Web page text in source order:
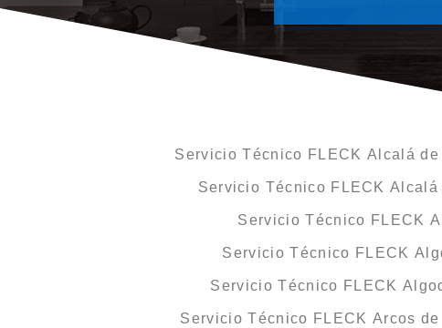
Servicio Técnico FLECK Alcalá
Servicio Técnico FLECK Alcalá
Servicio Técnico FLECK
Servicio Técnico FLECK
Servicio Técnico FLECK
Servicio Técnico FLECK Arcos